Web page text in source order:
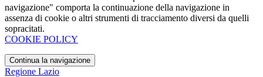
navigazione" comporta la continuazione della navigazione in
assenza di cookie o altri strumenti di tracciamento diversi da quelli
sopracitati.
COOKIE POLICY
Continua la navigazione
Regione Lazio